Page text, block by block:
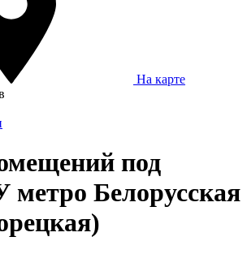
На карте
под
метро Белорусская